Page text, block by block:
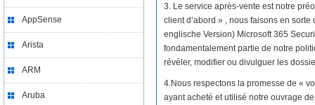
AppSense
Arista
ARM
Aruba
3. Le service après-vente est notre
client d’abord » , nous faisons en
englische Version) Microsoft 365
fondamentalement partie de notre
révéler, modifier ou divulguer les
4.Nous respectons la promesse de «
ayant acheté et utilisé notre ouvrage